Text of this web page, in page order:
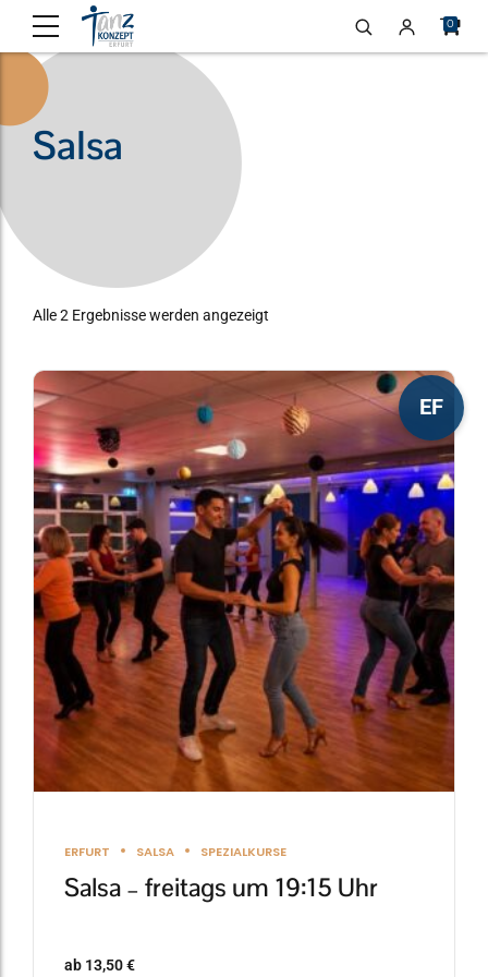
0
Salsa
Alle 2 Ergebnisse werden angezeigt
EF
ERFURT SALSA SPEZIALKURSE
Salsa – freitags um 19:15 Uhr
ab 13,50€
Dieses
Produkt
weist
mehrere
Varianten
auf.
Die
Optionen
können
auf
der
Produktseite
gewählt
werden